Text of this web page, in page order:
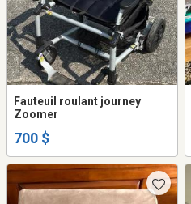
Fauteuil roulant journey
Zoomer
700 $